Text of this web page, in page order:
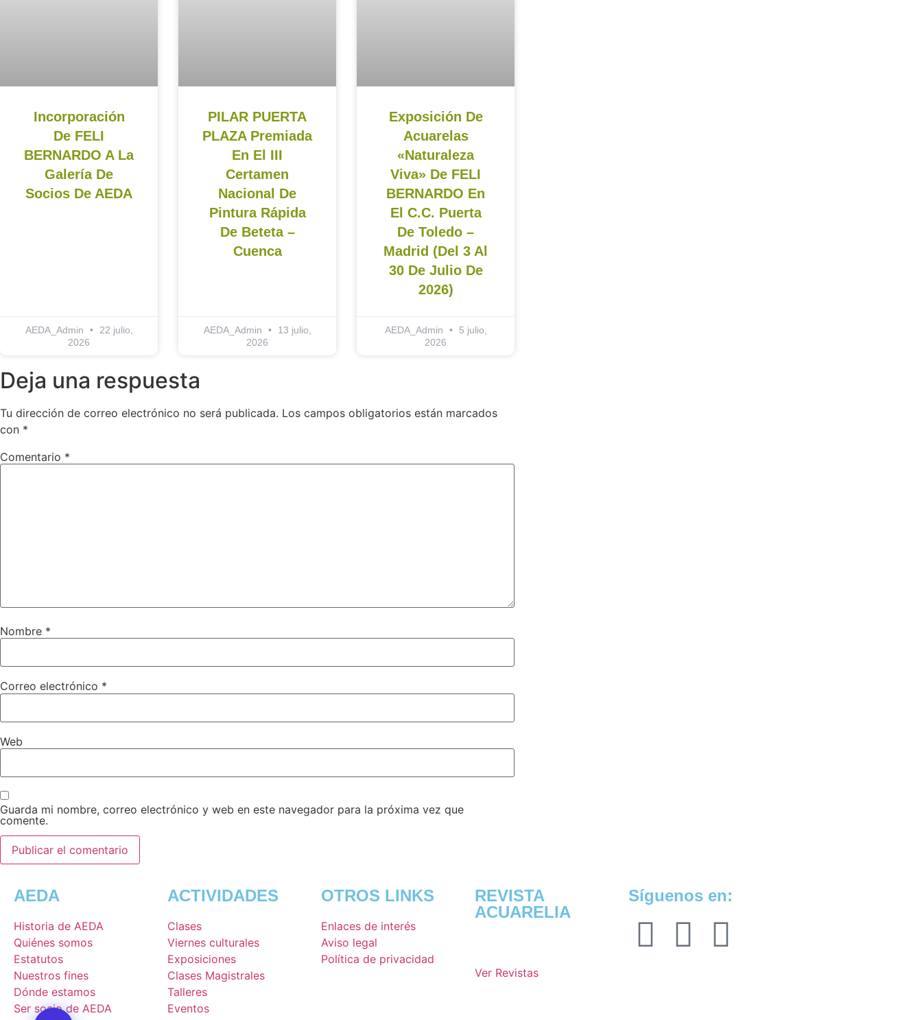
Incorporación
De FELI
BERNARDO A La
Galería De
Socios De AEDA
AEDA_Admin
22 julio,
2026
PILAR PUERTA
PLAZA Premiada
En El III
Certamen
Nacional De
Pintura Rápida
De Beteta –
Cuenca
AEDA_Admin
13 julio,
2026
Exposición De
Acuarelas
«Naturaleza
Viva» De FELI
BERNARDO En
El C.C. Puerta
De Toledo –
Madrid (del 3 Al
30 De Julio De
2026)
AEDA_Admin
5 julio,
2026
Deja una respuesta
Tu dirección de correo electrónico no será publicada. Los campos obligatorios están marcados
con *
Comentario *
Nombre *
Correo electrónico *
Web
Guarda mi nombre, correo electrónico y web en este navegador para la próxima vez que
comente.
AEDA
Historia de AEDA
Quiénes somos
Estatutos
Nuestros fines
Dónde estamos
Ser socio de AEDA
ACTIVIDADES
Clases
Viernes culturales
Exposiciones
Clases Magistrales
Talleres
Eventos
OTROS LINKS
Enlaces de interés
Aviso legal
Política de privacidad
REVISTA
ACUARELIA
Ver Revistas
Síguenos en: